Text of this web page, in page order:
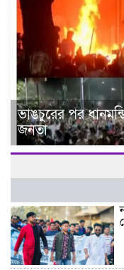
ভাঙচুরের পর
জনতা